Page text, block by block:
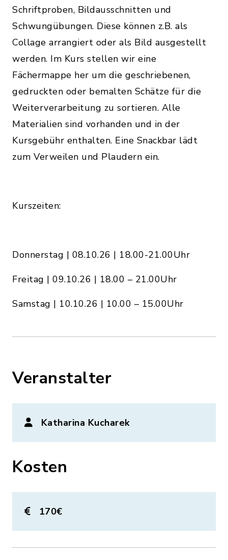
Schriftproben, Bildausschnitten und
Schwungübungen. Diese können z.B. als
Collage arrangiert oder als Bild ausgestellt
werden. Im Kurs stellen wir eine
Fächermappe her um die geschriebenen,
gedruckten oder bemalten Schätze für die
Weiterverarbeitung zu sortieren. Alle
Materialien sind vorhanden und in der
Kursgebühr enthalten. Eine Snackbar lädt
zum Verweilen und Plaudern ein.
Kurszeiten:
Donnerstag | 08.10.26 | 18.00-21.00Uhr
Freitag | 09.10.26 | 18.00 – 21.00Uhr
Samstag | 10.10.26 | 10.00 – 15.00Uhr
Veranstalter
Katharina Kucharek
Kosten
170€